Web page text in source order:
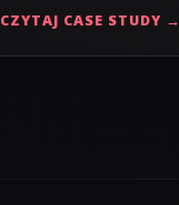
CZYTAJ CASE STUDY →